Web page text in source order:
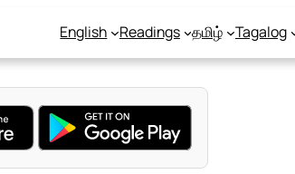
English Readings தமிழ் Tagalog